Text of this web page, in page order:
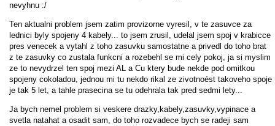
nevyhnu :/
Ten aktualni problem jsem zatim provizorne vyresil, v te zasuvce za
lednici byly spojeny 4 kabely... to jsem zrusil, udelal jsem spoj v krabicce
pres venecek a vytahl z toho zasuvku samostatne a privedl do toho brat
z te zasuvky co zustala funkcni a rozebehl se mi cely pokoj, ja si myslim
ze to nevydrzel ten spoj mezi AL a Cu ktery bude nekde pod omitkou
spojeny cokoladou, jednou mi tu nekdo rikal ze zivotnoést takoveho spoje
je tak 5 let, a tahle prasecina se tu odehrala tak pred sedmi lety...
Ja bych nemel problem si veskere drazky,kabely,zasuvky,vypinace a
svetla natahat a osadit sam, do toho rozvadece bych se radeji sam